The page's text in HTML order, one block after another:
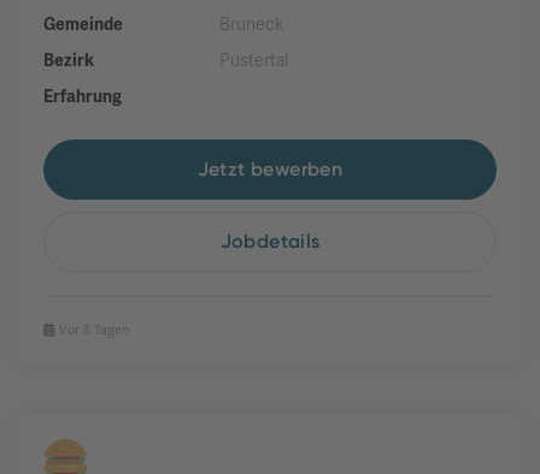
Gemeinde
Bruneck
Bezirk
Pustertal
Erfahrung
Jetzt bewerben
Jobdetails
Vor 8 Tagen